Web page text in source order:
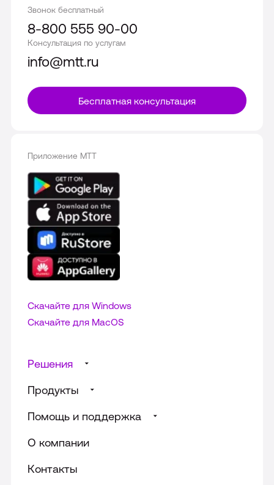
Звонок бесплатный
8-800 555 90-00
Консультация по услугам
info@mtt.ru
Бесплатная консультация
Приложение МТТ
Скачайте для Windows
Cкачайте для MacOS
Решения
Суфлирование для Call‑центра
Доски от МТС Линк
Универсальные решения
Телефония для службы доставки
Продукты
Речевая аналитика звонков
Телефония для бизнеса
Виртуальная АТС
Помощь и поддержка
Информация для абонентов
FAQ
О компании
Контакты